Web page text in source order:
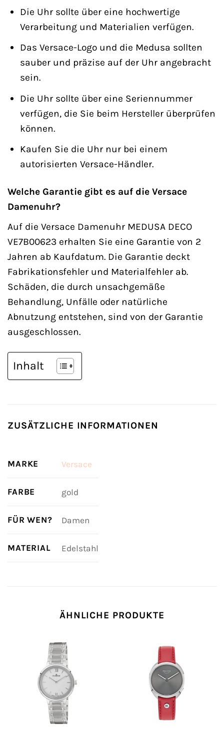
Die Uhr sollte über eine hochwertige
Verarbeitung und Materialien verfügen.
Das Versace-Logo und die Medusa sollten
sauber und präzise auf der Uhr angebracht
sein.
Die Uhr sollte über eine Seriennummer
verfügen, die Sie beim Hersteller überprüfen
können.
Kaufen Sie die Uhr nur bei einem
autorisierten Versace-Händler.
Welche Garantie gibt es auf die Versace
Damenuhr?
Auf die Versace Damenuhr MEDUSA DECO
VE7B00623 erhalten Sie eine Garantie von 2
Jahren ab Kaufdatum. Die Garantie deckt
Fabrikationsfehler und Materialfehler ab.
Schäden, die durch unsachgemäße
Behandlung, Unfälle oder natürliche
Abnutzung entstehen, sind von der Garantie
ausgeschlossen.
Inhalt
ZUSÄTZLICHE INFORMATIONEN
MARKE Versace
FARBE gold
FÜR WEN? Damen
MATERIAL Edelstahl
ÄHNLICHE PRODUKTE